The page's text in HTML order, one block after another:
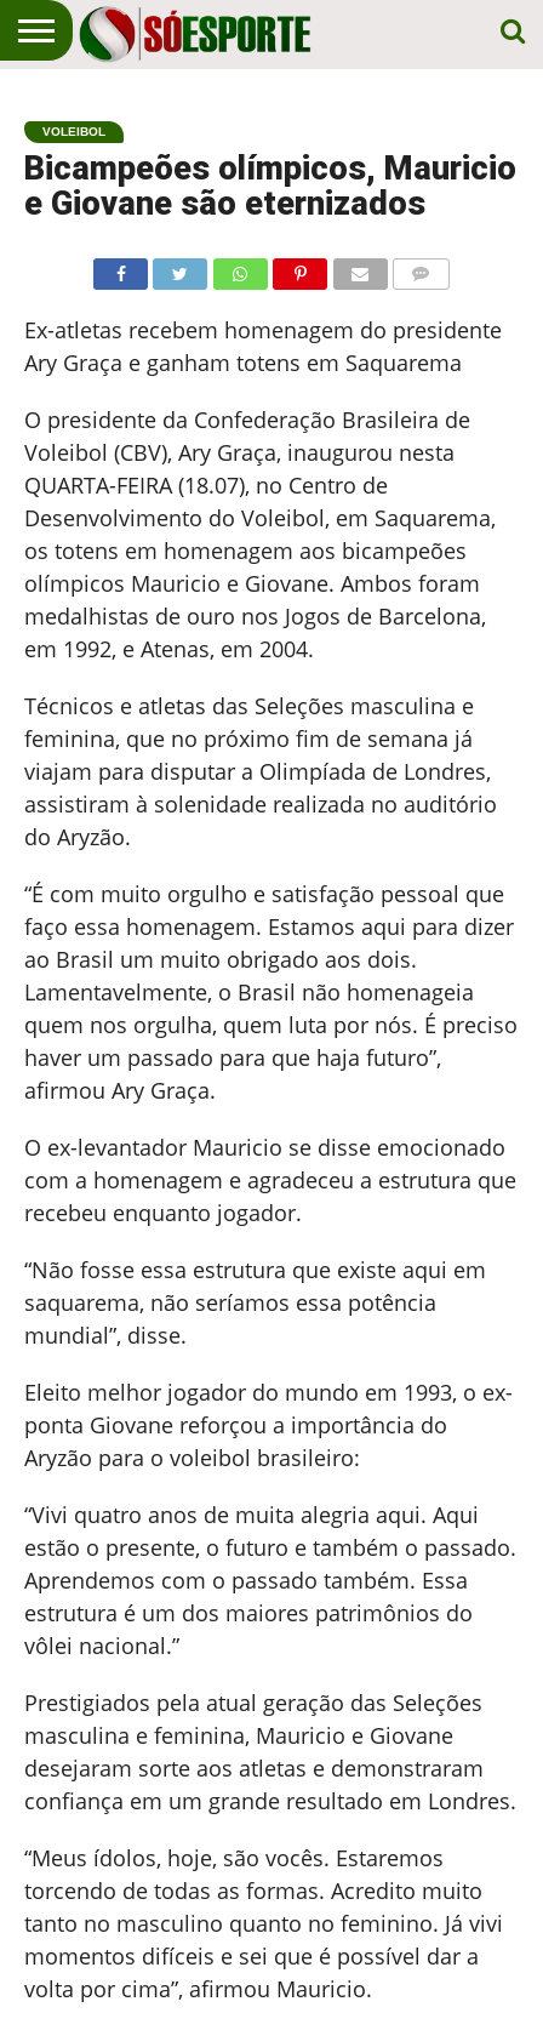
EM
PRIMEIRO
LUGAR!
ESPORTE
VOLEIBOL
Bicampeões olímpicos, Mauricio
e Giovane são eternizados
Ex-atletas recebem homenagem do presidente
Ary Graça e ganham totens em Saquarema
O presidente da Confederação Brasileira de
Voleibol (CBV), Ary Graça, inaugurou nesta
QUARTA-FEIRA (18.07), no Centro de
Desenvolvimento do Voleibol, em Saquarema,
os totens em homenagem aos bicampeões
olímpicos Mauricio e Giovane. Ambos foram
medalhistas de ouro nos Jogos de Barcelona,
em 1992, e Atenas, em 2004.
Técnicos e atletas das Seleções masculina e
feminina, que no próximo fim de semana já
viajam para disputar a Olimpíada de Londres,
assistiram à solenidade realizada no auditório
do Aryzão.
“É com muito orgulho e satisfação pessoal que
faço essa homenagem. Estamos aqui para dizer
ao Brasil um muito obrigado aos dois.
Lamentavelmente, o Brasil não homenageia
quem nos orgulha, quem luta por nós. É preciso
haver um passado para que haja futuro”,
afirmou Ary Graça.
O ex-levantador Mauricio se disse emocionado
com a homenagem e agradeceu a estrutura que
recebeu enquanto jogador.
“Não fosse essa estrutura que existe aqui em
saquarema, não seríamos essa potência
mundial”, disse.
Eleito melhor jogador do mundo em 1993, o ex-
ponta Giovane reforçou a importância do
Aryzão para o voleibol brasileiro:
“Vivi quatro anos de muita alegria aqui. Aqui
estão o presente, o futuro e também o passado.
Aprendemos com o passado também. Essa
estrutura é um dos maiores patrimônios do
vôlei nacional.”
Prestigiados pela atual geração das Seleções
masculina e feminina, Mauricio e Giovane
desejaram sorte aos atletas e demonstraram
confiança em um grande resultado em Londres.
“Meus ídolos, hoje, são vocês. Estaremos
torcendo de todas as formas. Acredito muito
tanto no masculino quanto no feminino. Já vivi
momentos difíceis e sei que é possível dar a
volta por cima”, afirmou Mauricio.